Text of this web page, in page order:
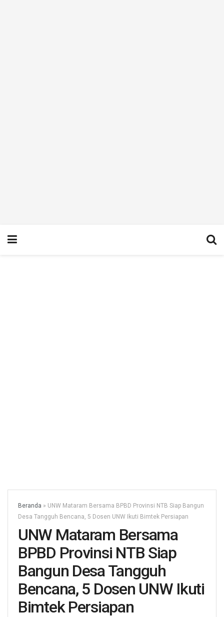
Beranda » UNW Mataram Bersama BPBD Provinsi NTB Siap Bangun
Desa Tangguh Bencana, 5 Dosen UNW Ikuti Bimtek Persiapan
UNW Mataram Bersama
BPBD Provinsi NTB Siap
Bangun Desa Tangguh
Bencana, 5 Dosen UNW Ikuti
Bimtek Persiapan